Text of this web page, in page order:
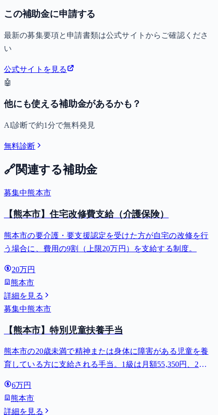
この補助金に申請する
最新の募集要項と申請書類は公式サイトからご確認くださ
い
公式サイトを見る
🤖
他にも使える補助金があるかも？
AI診断で約1分で無料発見
無料診断
🔗関連する補助金
募集中熊本市
【熊本市】住宅改修費支給（介護保険）
熊本市の要介護・要支援認定を受けた方が自宅の改修を行
う場合に、費用の9割（上限20万円）を支給する制度。
20万円
熊本市
詳細を見る
募集中熊本市
【熊本市】特別児童扶養手当
熊本市の20歳未満で精神または身体に障害がある児童を養
育している方に支給される手当。1級は月額55,350円、2級
6万円
熊本市
詳細を見る